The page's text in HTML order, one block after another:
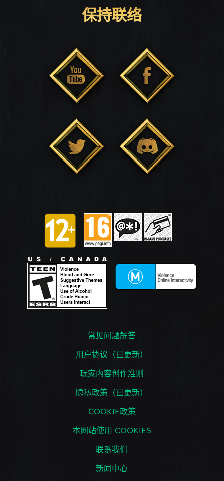
保持联络
常见问题解答
用户协议（已更新）
玩家内容创作准则
隐私政策（已更新）
COOKIE政策
本网站使用 COOKIES
联系我们
新闻中心